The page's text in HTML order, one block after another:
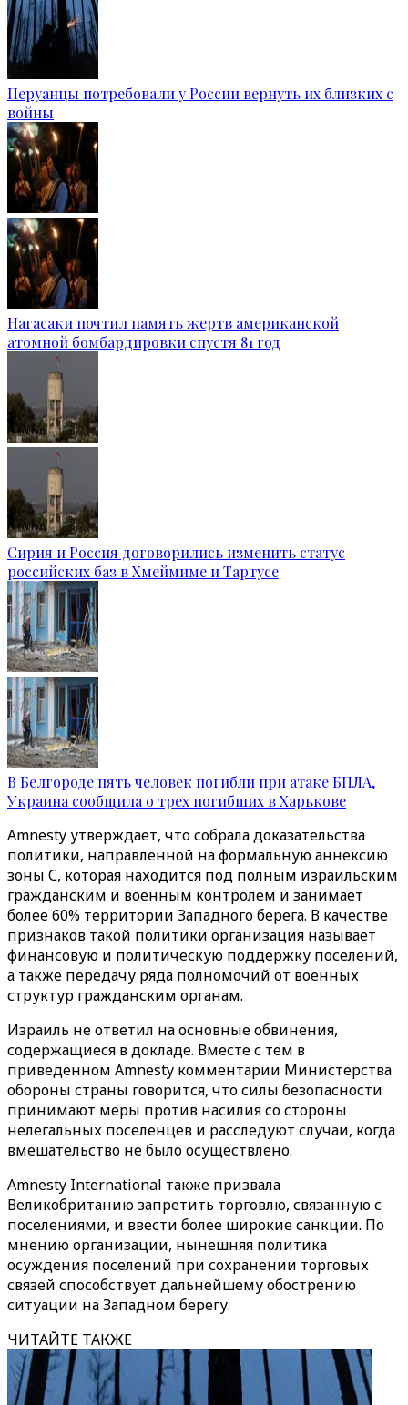
Перуанцы потребовали у России вернуть их близких с
войны
Нагасаки почтил память жертв американской
атомной бомбардировки спустя 81 год
Сирия и Россия договорились изменить статус
российских баз в Хмеймиме и Тартусе
В Белгороде пять человек погибли при атаке БПЛА,
Украина сообщила о трех погибших в Харькове
Amnesty утверждает, что собрала доказательства
политики, направленной на формальную аннексию
зоны С, которая находится под полным израильским
гражданским и военным контролем и занимает
более 60% территории Западного берега. В качестве
признаков такой политики организация называет
финансовую и политическую поддержку поселений,
а также передачу ряда полномочий от военных
структур гражданским органам.
Израиль не ответил на основные обвинения,
содержащиеся в докладе. Вместе с тем в
приведенном Amnesty комментарии Министерства
обороны страны говорится, что силы безопасности
принимают меры против насилия со стороны
нелегальных поселенцев и расследуют случаи, когда
вмешательство не было осуществлено.
Amnesty International также призвала
Великобританию запретить торговлю, связанную с
поселениями, и ввести более широкие санкции. По
мнению организации, нынешняя политика
осуждения поселений при сохранении торговых
связей способствует дальнейшему обострению
ситуации на Западном берегу.
ЧИТАЙТЕ ТАКЖЕ